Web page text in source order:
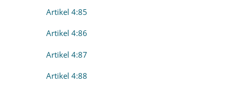
Artikel 4:85
Artikel 4:86
Artikel 4:87
Artikel 4:88